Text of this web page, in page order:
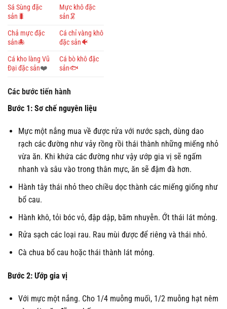
Sá Sùng đặc
sản🐛
Mực khô đặc
sản🦑
Chả mực đặc
sản🐙
Cá chỉ vàng khô
đặc sản🐠
Cá kho làng Vũ
Đại đặc sản❤️
Cá bò khô đặc
sản🐟
Các bước tiến hành
Bước 1: Sơ chế nguyên liệu
Mực một nắng mua về được rửa với nước sạch, dùng dao
rạch các đường như vảy rồng rồi thái thành những miếng nhỏ
vừa ăn. Khi khứa các đường như vậy ướp gia vị sẽ ngấm
nhanh và sâu vào trong thân mực, ăn sẽ đậm đà hơn.
Hành tây thái nhỏ theo chiều dọc thành các miếng giống như
bổ cau.
Hành khô, tỏi bóc vỏ, đập dập, băm nhuyễn. Ớt thái lát mỏng.
Rửa sạch các loại rau. Rau mùi được để riêng và thái nhỏ.
Cà chua bổ cau hoặc thái thành lát mỏng.
Bước 2: Ướp gia vị
Với mực một nắng. Cho 1/4 muỗng muối, 1/2 muỗng hạt nêm